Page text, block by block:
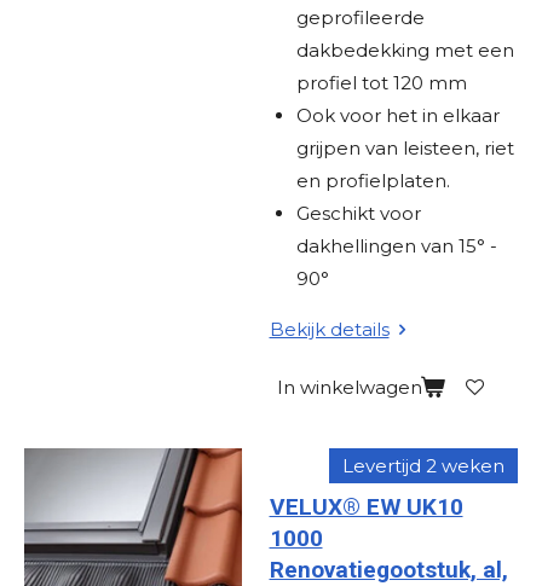
geprofileerde
dakbedekking met een
profiel tot 120 mm
Ook voor het in elkaar
grijpen van leisteen, riet
en profielplaten.
Geschikt voor
dakhellingen van 15° -
90°
Bekijk details
In winkelwagen
Levertijd 2 weken
VELUX® EW UK10
1000
Renovatiegootstuk, al,